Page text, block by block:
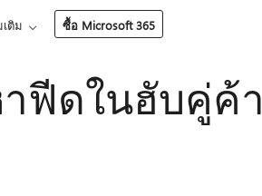
เติม ซื้อ Microsoft 365
ฟีดในฮับคู่ค้า